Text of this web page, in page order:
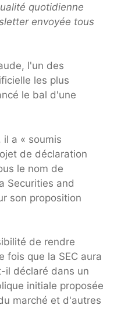
quotidienne
envoyée tous
l'un des
les plus
le bal d'une
il a « soumis
de déclaration
le nom de
Securities and
son proposition
de rendre
fois que la SEC aura
il déclaré dans un
initiale proposée
marché et d'autres